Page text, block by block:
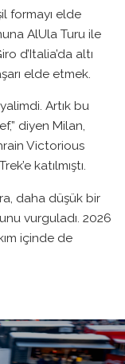
formayı elde
AlUla Turu ile
d’Italia’da altı
elde etmek.
Artık bu
diyen Milan,
Victorious
katılmıştı.
daha düşük bir
vurguladı. 2026
içinde de